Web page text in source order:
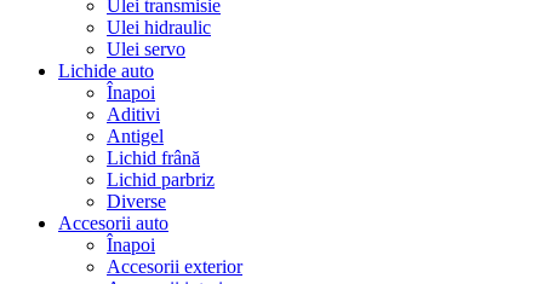
Ulei transmisie
Ulei hidraulic
Ulei servo
Lichide auto
Înapoi
Aditivi
Antigel
Lichid frână
Lichid parbriz
Diverse
Accesorii auto
Înapoi
Accesorii exterior